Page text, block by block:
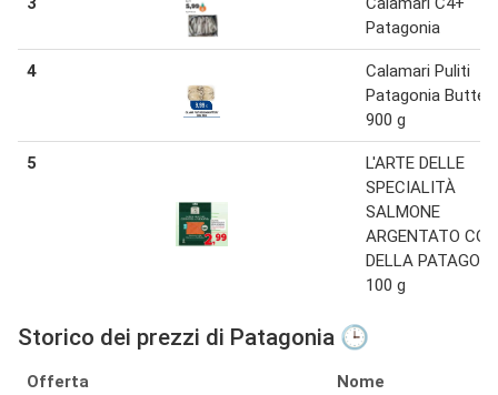
Patagonia
4
Calamari Puliti
Patagonia
900 g
5
L'ARTE DELLE
SPECIALITÀ
SALMONE
ARGENTATO
DELLA
100 g
Storico dei prezzi di Patagonia 🕒
Offerta Nome